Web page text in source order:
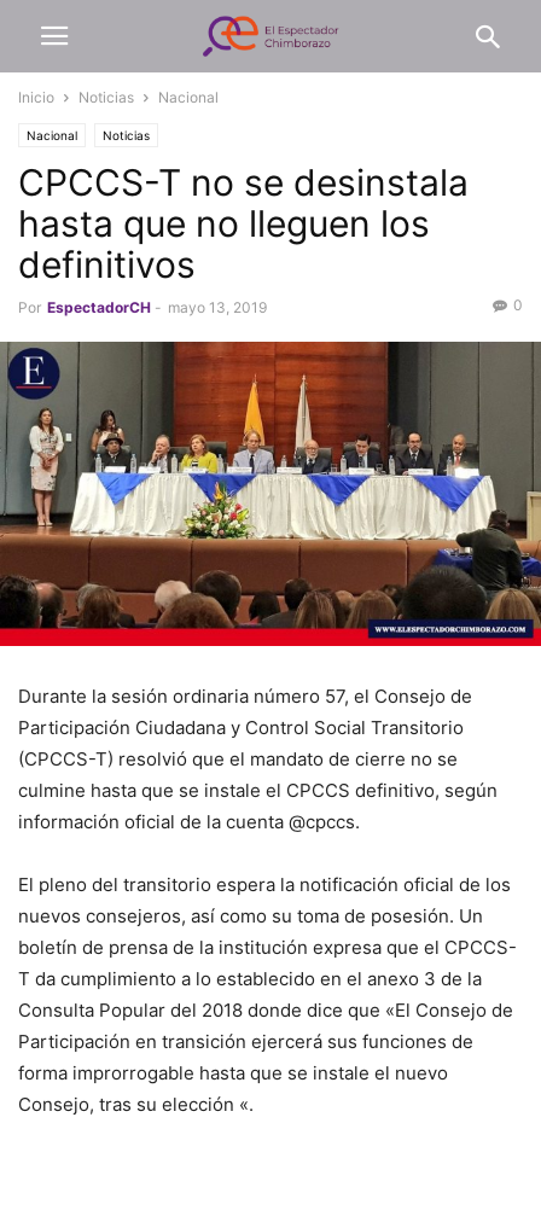
Inicio Noticias Nacional
Nacional Noticias
CPCCS-T no se desinstala
hasta que no lleguen los
definitivos
Por EspectadorCH - mayo 13, 2019 0
Durante la sesión ordinaria número 57, el Consejo de
Participación Ciudadana y Control Social Transitorio
(CPCCS-T) resolvió que el mandato de cierre no se
culmine hasta que se instale el CPCCS definitivo, según
información oficial de la cuenta @cpccs.
El pleno del transitorio espera la notificación oficial de los
nuevos consejeros, así como su toma de posesión. Un
boletín de prensa de la institución expresa que el CPCCS-
T da cumplimiento a lo establecido en el anexo 3 de la
Consulta Popular del 2018 donde dice que «El Consejo de
Participación en transición ejercerá sus funciones de
forma improrrogable hasta que se instale el nuevo
Consejo, tras su elección «.